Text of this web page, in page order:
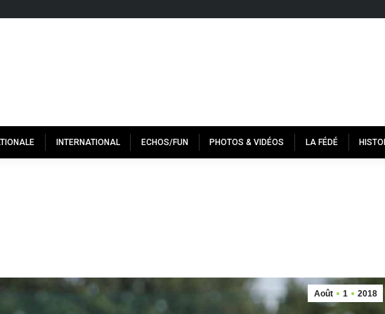
INTERNATIONAL ECHOS/FUN PHOTOS & VIDÉOS LA FÉDÉ
Août 1 2018